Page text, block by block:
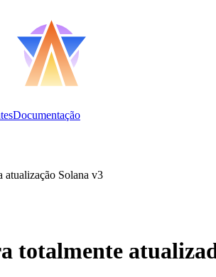
Documentação
atualização Solana v3
totalmente